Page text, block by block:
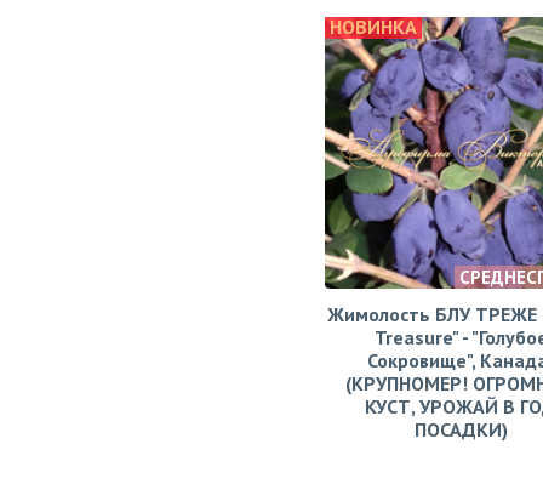
НОВИНКА
Жимолость БЛУ ТРЕЖЕ
Treasure" -
Сокровище",
(КРУПНОМЕР!
КУСТ, УРОЖАЙ В
ПОСАДКИ)